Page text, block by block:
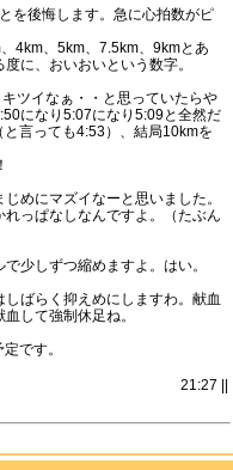
を後悔します。急に心拍数がピ
4km、5km、7.5km、9kmとあ
に、おいおいという数字。
ツイなぁ・・と思っていたらや
になり5:07になり5:09と全然だ
言っても4:53）、結局10kmを
めにマズイなーと思いました。
っぱなしなんですよ。（たぶん
少しずつ縮めますよ。はい。
ばらく抑えめにしますわ。献血
して強制休足ね。
です。
21:27 ||